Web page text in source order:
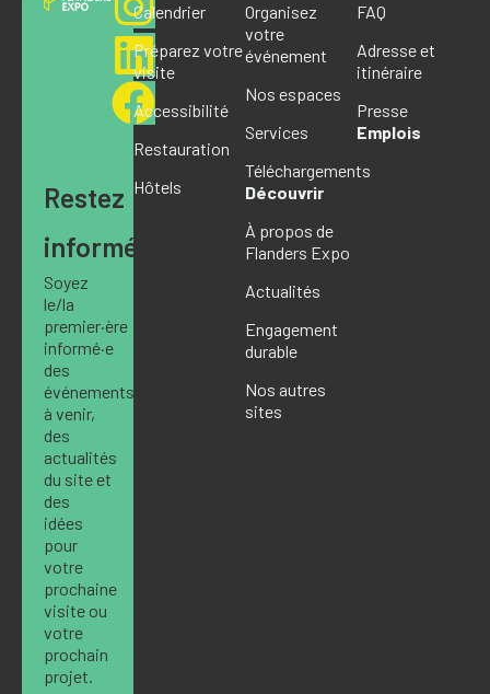
Restez
informé·e
Soyez
le/la
premier·ère
informé·e
des
événements
à venir,
des
actualités
du site et
des
idées
pour
votre
prochaine
visite ou
votre
prochain
projet.
Calendrier
Préparez votre
visite
Accessibilité
Restauration
Hôtels
Organisez
votre
événement
Nos espaces
Services
Téléchargements
Découvrir
À propos de
Flanders Expo
Actualités
Engagement
durable
Nos autres
sites
FAQ
Adresse et
itinéraire
Presse
Emplois